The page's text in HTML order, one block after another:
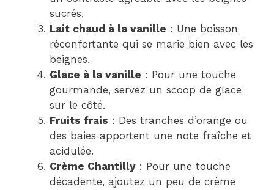
sucrés.
Lait chaud à la vanille : Une boisson
réconfortante qui se marie bien avec les
beignes.
Glace à la vanille : Pour une touche
gourmande, servez un scoop de glace
sur le côté.
Fruits frais : Des tranches d’orange ou
des baies apportent une note fraîche et
acidulée.
Crème Chantilly : Pour une touche
décadente, ajoutez un peu de crème